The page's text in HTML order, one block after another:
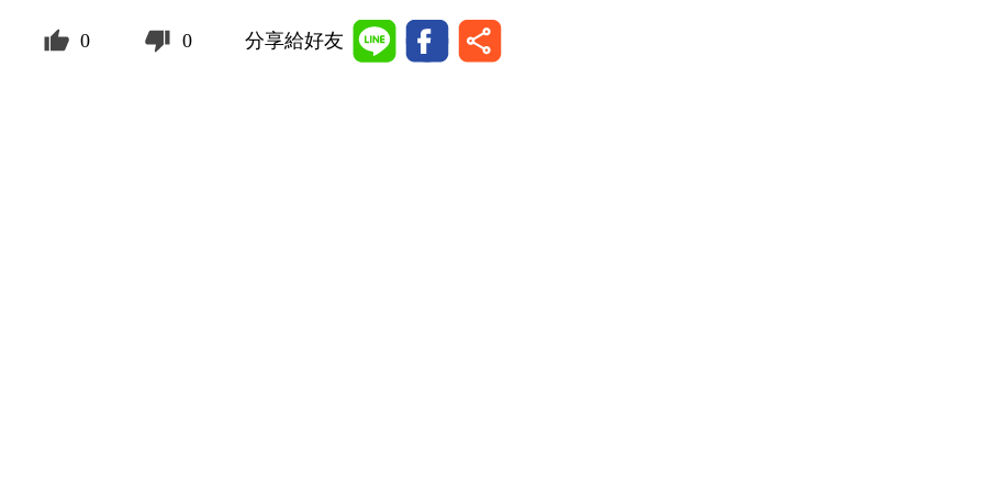
0 0 分享給好友